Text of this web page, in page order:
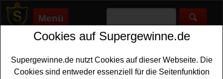
Menü
Supergewinne.de>Gewinnspiele>Bargeld Gewinnspiele>
Anzeige:
Cookies auf Supergewinne.de
Supergewinne.de nutzt Cookies auf dieser Webseite. Die
Cookies sind entweder essenziell für die Seitenfunktion